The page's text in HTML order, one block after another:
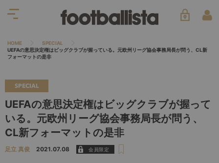
HOME
SPECIAL
UEFAの意思決定権はビッグクラブが握っている。元欧州リーグ協会事務局長が問う、CL新
フォーマットの是非
SPECIAL
UEFAの意思決定権はビッグクラブが握って
いる。元欧州リーグ協会事務局長が問う、
CL新フォーマットの是非
足立 真俊 2021.07.08